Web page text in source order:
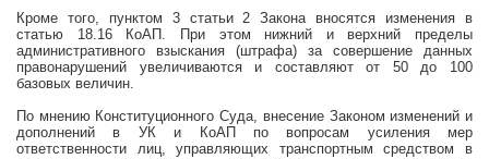
Кроме того, пунктом 3 статьи 2 Закона вносятся изменения в
статью 18.16 КоАП . При этом нижний и верхний пределы
административного взыскания (штрафа) за совершение данных
правонарушений увеличиваются и составляют от 50 до 100
базовых величин.
По мнению Конституционного Суда, внесение Законом изменений и
дополнений в УК и КоАП по вопросам усиления мер
ответственности лиц, управляющих транспортным средством в